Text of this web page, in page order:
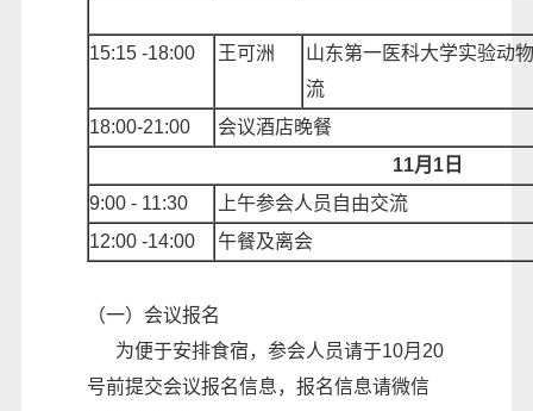
15:15 -18:00 王可洲
山东第一医科大学实验动物
流
18:00-21:00
会议酒店晚餐
11月1日
9:00 - 11:30
上午参会人员自由交流
12:00 -14:00 午餐及离会
（一）会议报名
为便于安排食宿，参会人员请于10月20
号前提交会议报名信息，报名信息请微信